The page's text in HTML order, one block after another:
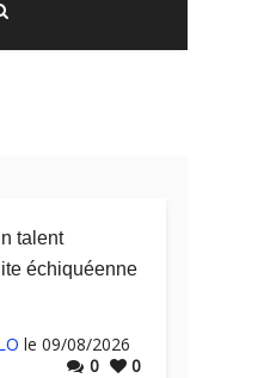
talent
échiquéenne
le 09/08/2026
0
0